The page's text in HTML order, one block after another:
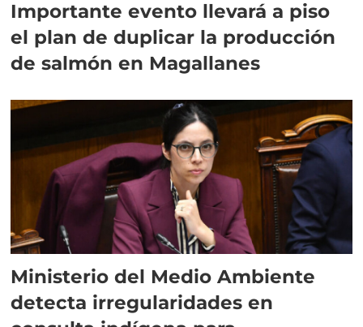
Importante evento llevará a piso
el plan de duplicar la producción
de salmón en Magallanes
Ministerio del Medio Ambiente
detecta irregularidades en